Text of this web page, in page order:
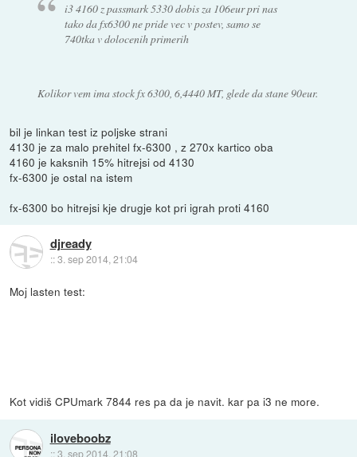
i3 4160 z passmark 5330 dobis za 106eur pri nas
tako da fx6300 ne pride vec v postev, samo se
740tka v dolocenih primerih
Kolikor vem ima stock fx 6300, 6,4440 MT, glede da stane 90eur.
bil je linkan test iz poljske strani
4130 je za malo prehitel fx-6300 , z 270x kartico oba
4160 je kaksnih 15% hitrejsi od 4130
fx-6300 je ostal na istem
fx-6300 bo hitrejsi kje drugje kot pri igrah proti 4160
djready
::3. sep 2014, 21:04
Moj lasten test:
Kot vidiš CPUmark 7844 res pa da je navit. kar pa i3 ne more.
iloveboobz
::3. sep 2014, 21:08